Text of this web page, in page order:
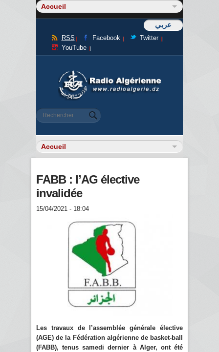
عربي
RSS Facebook
Twitter
YouTube
Formulaire de recherche
Rechercher
FABB : l’AG élective
invalidée
15/04/2021 - 18:04
Les travaux de l’assemblée générale élective
(AGE) de la Fédération algérienne de basket-ball
(FABB), tenus samedi dernier à Alger, ont été